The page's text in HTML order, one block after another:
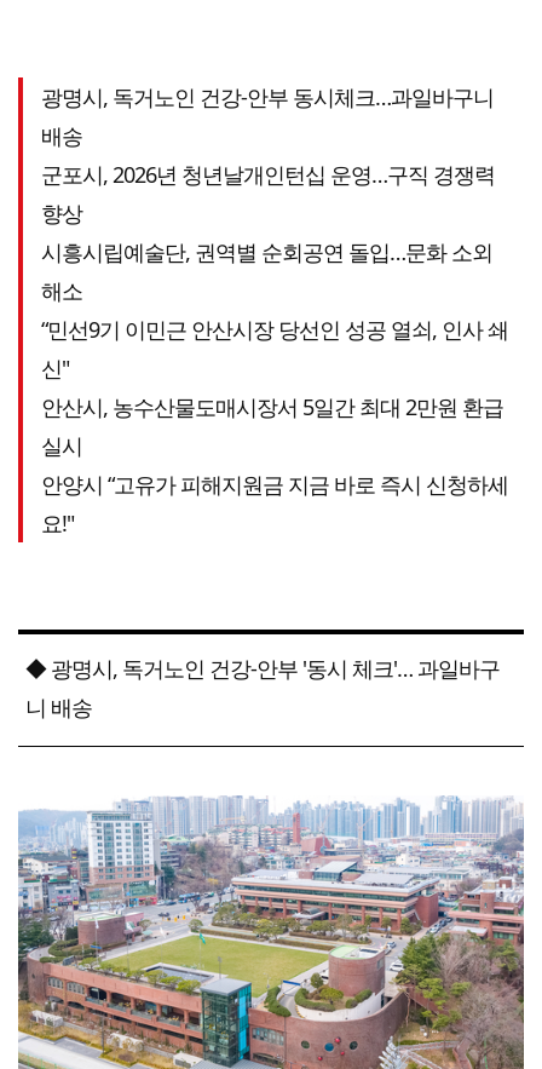
광명시, 독거노인 건강-안부 동시체크…과일바구니
배송
군포시, 2026년 청년날개인턴십 운영…구직 경쟁력
향상
시흥시립예술단, 권역별 순회공연 돌입…문화 소외
해소
“민선9기 이민근 안산시장 당선인 성공 열쇠, 인사 쇄
신"
안산시, 농수산물도매시장서 5일간 최대 2만원 환급
실시
안양시 “고유가 피해지원금 지금 바로 즉시 신청하세
요!"
◆ 광명시, 독거노인 건강-안부 '동시 체크'… 과일바구
니 배송